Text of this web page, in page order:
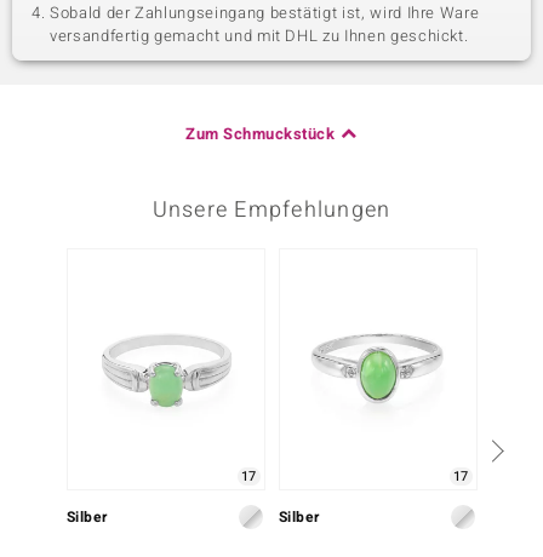
Sobald der Zahlungseingang bestätigt ist, wird Ihre Ware
versandfertig gemacht und mit DHL zu Ihnen geschickt.
Zum Schmuckstück
Unsere Empfehlungen
17
Silber
17
Silber